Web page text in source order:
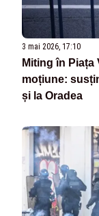
3 mai 2026, 17:10
Miting în
moțiune:
și la Oradea